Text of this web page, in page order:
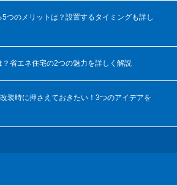
つのメリットは？設置するタイミングも詳し
省エネ住宅の2つの魅力を詳しく解説
装時に押さえておきたい！3つのアイデアを